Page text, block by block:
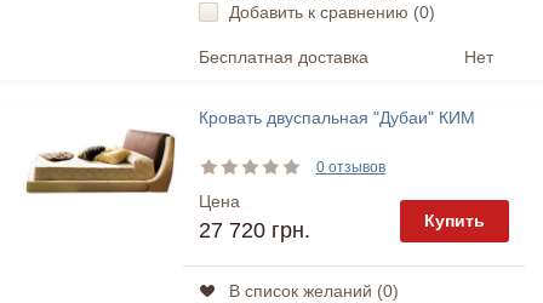
Добавить к сравнению (0)
Бесплатная доставка Нет
Кровать двуспальная "Дубаи" КИМ
0 отзывов
Цена
27 720 грн. Купить
В список желаний (0)